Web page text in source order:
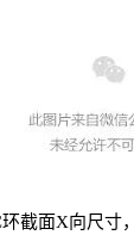
环截面X向尺寸